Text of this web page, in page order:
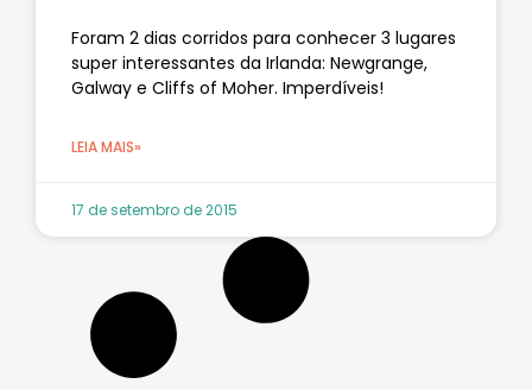
Foram 2 dias corridos para conhecer 3 lugares
super interessantes da Irlanda: Newgrange,
Galway e Cliffs of Moher. Imperdíveis!
LEIA MAIS»
17 de setembro de 2015